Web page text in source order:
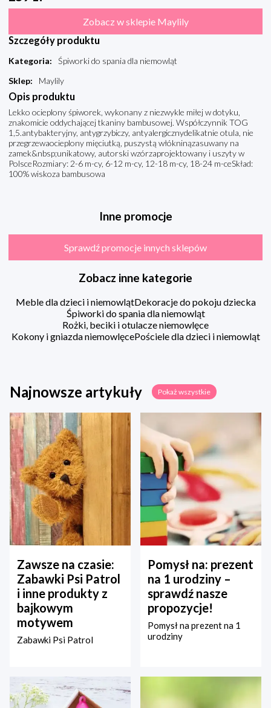
Zobacz w sklepie Maylily
Szczegóły produktu
Kategoria:
Śpiworki do spania dla niemowląt
Sklep: Maylily
Opis produktu
Lekko ocieplony śpiworek, wykonany z niezwykle miłej w dotyku,
znakomicie oddychającej tkaniny bambusowej. Współczynnik TOG
1,5.antybakteryjny, antygrzybiczy, antyalergicznydelikatnie otula, nie
przegrzewaocieplony mięciutką, puszystą włókninązasuwany na
zamek&nbsp;unikatowy, autorski wzórzaprojektowany i uszyty w
PolsceRozmiary: 2-6 m-cy, 6-12 m-cy, 12-18 m-cy, 18-24 m-ceSkład:
100% wiskoza bambusowa
Inne promocje
Sprawdź promocje innych sklepów
Zobacz inne kategorie
Meble dla dzieci i niemowlątDekoracje do pokoju dziecka
Śpiworki do spania dla niemowląt
Rożki, beciki i otulacze niemowlęce
Kokony i gniazda niemowlęcePościele dla dzieci i niemowląt
Najnowsze artykuły Pokaż wszystkie
Zawsze na czasie:
Zabawki Psi Patrol
i inne produkty z
bajkowym
motywem
Zabawki Psi Patrol
Pomysł na: prezent
na 1 urodziny –
sprawdź nasze
propozycje!
Pomysł na prezent na 1
urodziny